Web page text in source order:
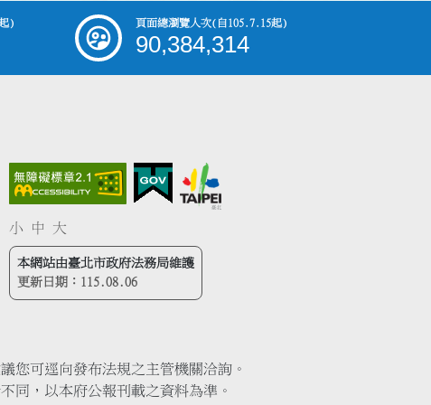
) 頁面總瀏覽人次(自105.7.15起)
90,384,314
小 中 大
本網站由臺北市政府法務局維護
更新日期： 115.08.06
您可逕向發布法規之主管機關洽詢。
同，以本府公報刊載之資料為準。